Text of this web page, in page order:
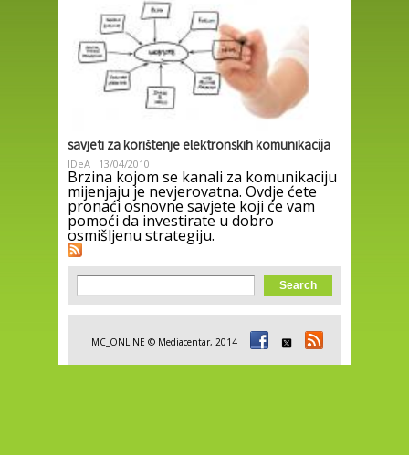
savjeti za korištenje elektronskih komunikacija
IDeA 13/04/2010
Brzina kojom se kanali za komunikaciju
mijenjaju je nevjerovatna. Ovdje ćete
pronaći osnovne savjete koji će vam
pomoći da investirate u dobro
osmišljenu strategiju.
Search form
Search
MC_ONLINE © Mediacentar, 2014